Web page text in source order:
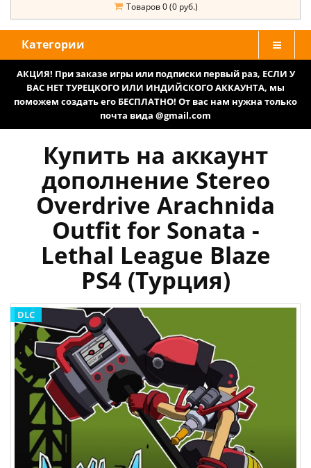
Товаров 0 (0 руб.)
Категории
АКЦИЯ! При заказе игры или подписки первый раз, ЕСЛИ У
ВАС НЕТ ТУРЕЦКОГО ИЛИ ИНДИЙСКОГО АККАУНТА, мы
поможем создать его БЕСПЛАТНО! От вас нам нужна только
почта вида @gmail.com
Купить на аккаунт
дополнение Stereo
Overdrive Arachnida
Outfit for Sonata -
Lethal League Blaze
PS4 (Турция)
DLC